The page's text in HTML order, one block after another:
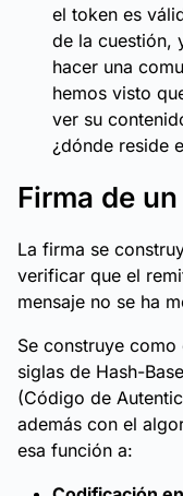
el token es
de la cuestión,
hacer una
hemos visto
ver su
¿dónde reside
Firma de
La firma se
verificar que el
mensaje no se ha
Se construye como
siglas de Hash-
(Código de
además con el
esa función a: